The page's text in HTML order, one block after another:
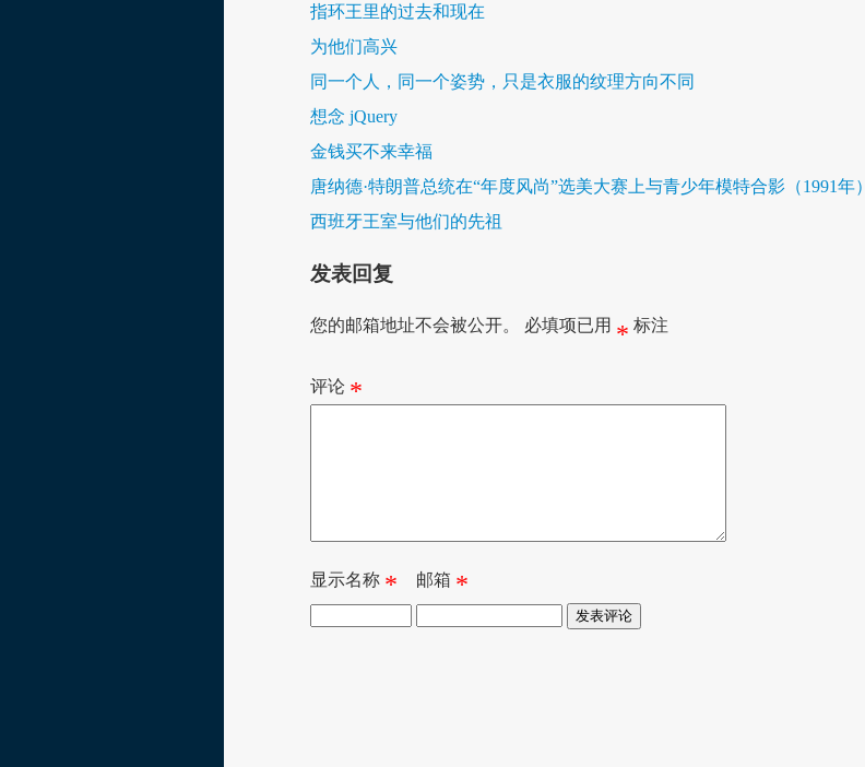
指环王里的过去和现在
为他们高兴
同一个人，同一个姿势，只是衣服的纹理方向不同
想念 jQuery
金钱买不来幸福
唐纳德·特朗普总统在“年度风尚”选美大赛上与青少年模特合影（1991年）
西班牙王室与他们的先祖
发表回复
您的邮箱地址不会被公开。 必填项已用 * 标注
评论 *
显示名称 * 邮箱 *